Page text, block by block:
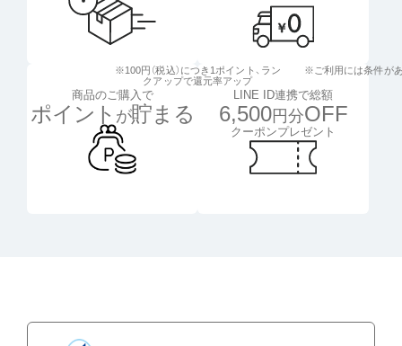
商品のご購入で
ポイント が貯まる
※100円（税込）につき1ポイント、 ラン
クアップで還元率アップ
LINE ID連携で総額
6,500円分OFF
クーポンプレゼント
※ご利用には条件が